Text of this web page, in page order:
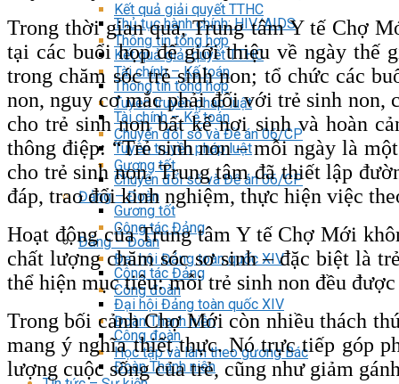
Kết quả giải quyết TTHC
Thông tin tổng hợp
Tài chính – Kế toán
Tuyên truyền pháp luật
Chuyển đổi số và Đề án 06/CP
Gương tốt
Đảng – Đoàn
Công tác Đảng
Đại hội Đảng toàn quốc XIV
Công đoàn
Đoàn Thanh niên
Học tập và làm theo gương Bác
Thủ tục hành chính: HIV/AIDS
Kết quả giải quyết TTHC
Thông tin tổng hợp
Tài chính – Kế toán
Tuyên truyền pháp luật
Chuyển đổi số và Đề án 06/CP
Gương tốt
Đảng – Đoàn
Công tác Đảng
Đại hội Đảng toàn quốc XIV
Công đoàn
Đoàn Thanh niên
Trong thời gian qua, Trung tâm Y tế Chợ
tại các buổi họp để giới thiệu về ngày thế
trong chăm sóc trẻ sinh non; tổ chức các
non, nguy cơ mắc phải đối với trẻ sinh non,
cho trẻ sinh non bất kể nơi sinh và hoàn
thông điệp: “Trẻ sinh non – mỗi ngày là
cho trẻ sinh non. Trung tâm đã thiết lập
đáp, trao đổi kinh nghiệm, thực hiện việc
Hoạt động của Trung tâm Y tế Chợ Mới
chất lượng chăm sóc sơ sinh – đặc biệt là
thể hiện mục tiêu: mỗi trẻ sinh non đều
Trong bối cảnh Chợ Mới còn nhiều thách
mang ý nghĩa thiết thực. Nó trực tiếp góp
lượng cuộc sống của trẻ, cũng như giảm